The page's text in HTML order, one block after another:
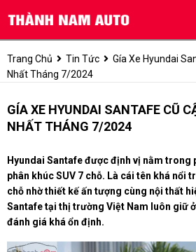
Trang Chủ Tin Tức
Gía Xe Hyundai
Nhất Tháng 7/2024
GÍA XE HYUNDAI SANTAFE CŨ
NHẤT THÁNG 7/2024
Hyundai Santafe được định vị nằm trong
phân khúc SUV 7 chỗ. Là cái tên khá nổi
chỗ nhờ thiết kế ấn tượng cùng nội thất
Santafe tại thị trường Việt Nam luôn giữ
đánh giá khá ổn định.